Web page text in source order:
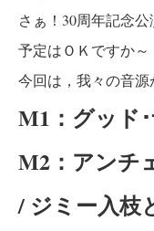
さぁ！30周年記念
予定はＯＫですか～
今回は，我々の音源
M1：グッド
M2：アンチ
/ ジミー入枝